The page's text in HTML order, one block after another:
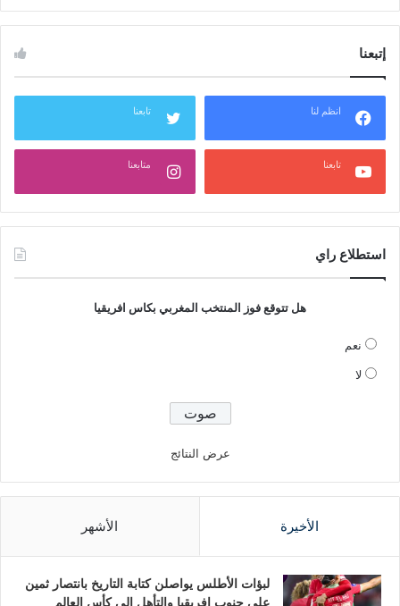
إتبعنا
انظم لنا تابعنا
تابعنا متابعنا
استطلاع راي
هل تتوقع فوز المنتخب المغربي بكاس افريقيا
نعم
لا
عرض النتائج
الأخيرة الأشهر
لبؤات الأطلس يواصلن كتابة التاريخ بانتصار ثمين
على جنوب إفريقيا والتأهل إلى كأس العالم